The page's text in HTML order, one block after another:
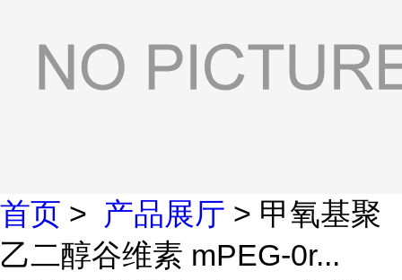
首页 > 产品展厅 > 甲氧基聚
乙二醇谷维素 mPEG-0r...